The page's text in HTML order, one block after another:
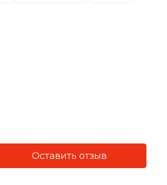
Оставить отзыв